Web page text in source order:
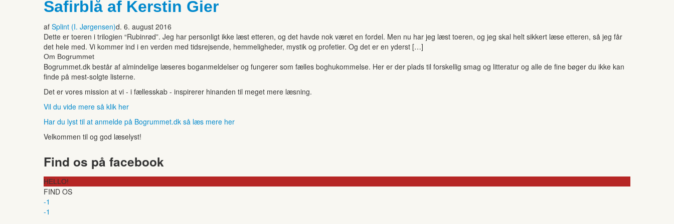
Safirblå af Kerstin Gier
af Splint (I. Jørgensen)d. 6. august 2016
Dette er toeren i trilogien “Rubinrød”. Jeg har personligt ikke læst etteren, og det havde nok været en fordel. Men nu har jeg læst toeren, og jeg skal helt sikkert læse etteren, så jeg får
det hele med. Vi kommer ind i en verden med tidsrejsende, hemmeligheder, mystik og profetier. Og det er en yderst […]
Om Bogrummet
Bogrummet.dk består af almindelige læseres boganmeldelser og fungerer som fælles boghukommelse. Her er der plads til forskellig smag og litteratur og alle de fine bøger du ikke kan
finde på mest-solgte listerne.
Det er vores mission at vi - i fællesskab - inspirerer hinanden til meget mere læsning.
Vil du vide mere så klik her
Har du lyst til at anmelde på Bogrummet.dk så læs mere her
Velkommen til og god læselyst!
Find os på facebook
HELLO!
FIND OS
-1
-1